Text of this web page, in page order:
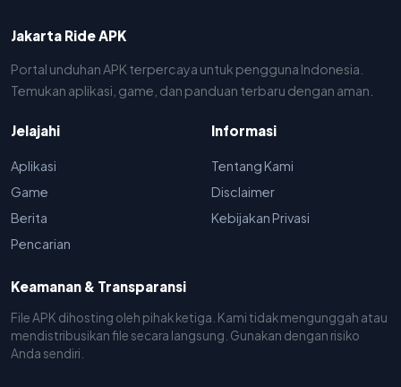
Jakarta Ride APK
Portal unduhan APK terpercaya untuk pengguna Indonesia.
Temukan aplikasi, game, dan panduan terbaru dengan aman.
Jelajahi
Aplikasi
Game
Berita
Pencarian
Informasi
Tentang Kami
Disclaimer
Kebijakan Privasi
Keamanan & Transparansi
File APK dihosting oleh pihak ketiga. Kami tidak mengunggah atau
mendistribusikan file secara langsung. Gunakan dengan risiko
Anda sendiri.